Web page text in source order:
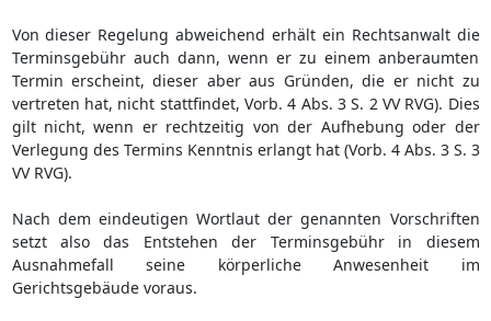
Von dieser Regelung abweichend erhält ein Rechtsanwalt die
Terminsgebühr auch dann, wenn er zu einem anberaumten
Termin erscheint, dieser aber aus Gründen, die er nicht zu
vertreten hat, nicht stattfindet, Vorb. 4 Abs. 3 S. 2 VV RVG). Dies
gilt nicht, wenn er rechtzeitig von der Aufhebung oder der
Verlegung des Termins Kenntnis erlangt hat (Vorb. 4 Abs. 3 S. 3
VV RVG).
Nach dem eindeutigen Wortlaut der genannten Vorschriften
setzt also das Entstehen der Terminsgebühr in diesem
Ausnahmefall seine körperliche Anwesenheit im
Gerichtsgebäude voraus.